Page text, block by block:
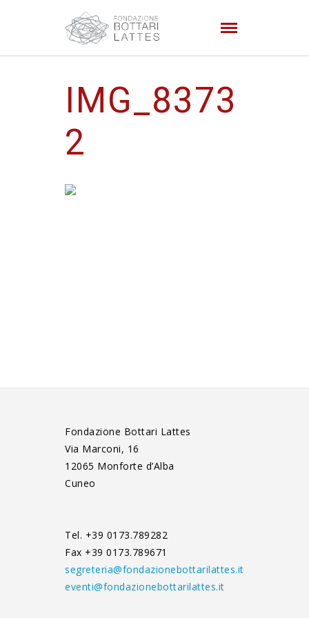
IMG_8373
2
Fondazione Bottari Lattes
Via Marconi, 16
12065 Monforte d’Alba
Cuneo
Tel. +39 0173.789282
Fax +39 0173.789671
segreteria@fondazionebottarilattes.it
eventi@fondazionebottarilattes.it